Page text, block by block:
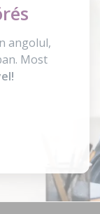
angolul,
Most